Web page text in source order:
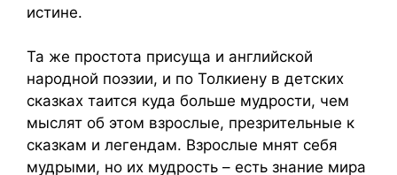
истине.
Та же простота присуща и английской
народной поэзии, и по Толкиену в детских
сказках таится куда больше мудрости, чем
мыслят об этом взрослые, презрительные к
сказкам и легендам. Взрослые мнят себя
мудрыми, но их мудрость – есть знание мира